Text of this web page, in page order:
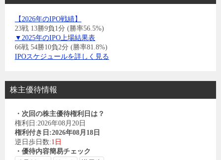
【2026年のIPO戦績】
23戦 13勝9負1分 (勝率56.5%)
▼2025年のIPO上場結果表
66戦 54勝10負2分 (勝率81.8%)
IPOスケジュールを詳しく見る
株主優待情報
・次回の株主優待権利日は？
権利日:2026年08月20日
権利付き日:2026年08月18日
逆日歩日数:1日
・優待内容簡易チェック